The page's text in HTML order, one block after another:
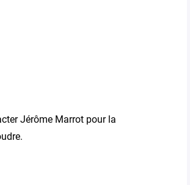
Jérôme Marrot pour la